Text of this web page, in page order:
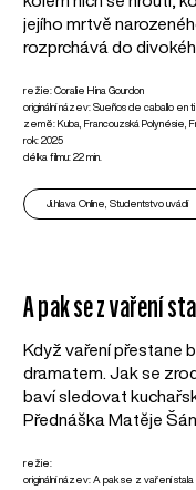
jejího mrtvě
rozprchává do
režie: Coralie Hina Gourdon
originální název: Sueños de caballo en
země: Kuba, Francouzská Polynésie,
rok: 2025
délka filmu: 22 min.
Ji.hlava Online, Studentstvo uvádí
A pak se z vaření
Když vaření přestane
dramatem. Jak se
baví sledovat
Přednáška Matěje
režie:
originální název: A pak se z vaření